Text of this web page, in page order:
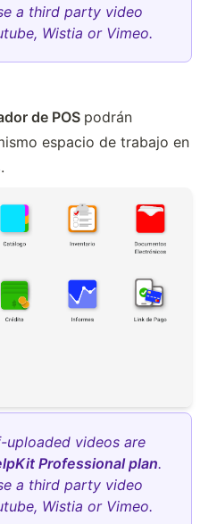
a third party video
Wistia or Vimeo.
de POS podrán
espacio de trabajo en
.
uploaded videos are
Professional plan.
a third party video
Wistia or Vimeo.